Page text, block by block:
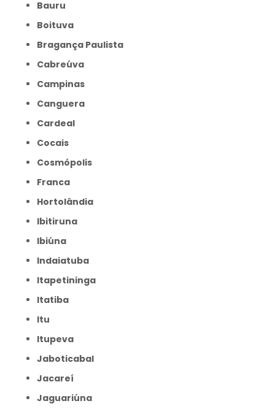
Bauru
Boituva
Bragança Paulista
Cabreúva
Campinas
Canguera
Cardeal
Cocais
Cosmópolis
Franca
Hortolândia
Ibitiruna
Ibiúna
Indaiatuba
Itapetininga
Itatiba
Itu
Itupeva
Jaboticabal
Jacareí
Jaguariúna